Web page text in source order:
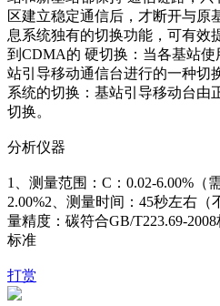
区建立稳定通信后，才断开与原
息系统独有的切换功能，可有效
到CDMA的 硬切换：当各基站
站引导移动通信台进行的一种切
系统的切换：基站引导移动台由
切换。
分析仪器
1、测量范围：C：0.02-6.00%（
2.00%2、测量时间：45秒左右（
量精度：碳符合GB/T223.69-
标准
打赏